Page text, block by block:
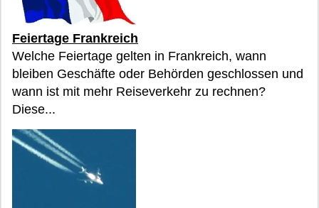
Feiertage Frankreich
Welche Feiertage gelten in Frankreich, wann
bleiben Geschäfte oder Behörden geschlossen und
wann ist mit mehr Reiseverkehr zu rechnen?
Diese...